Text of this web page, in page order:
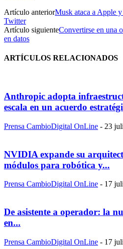
Artículo anteriorMusk ataca a Apple
Twitter
Artículo siguienteConvertirse en una
en datos
ARTÍCULOS RELACIONADOS
Anthropic adopta
escala en un acuerdo
Prensa CambioDigital OnLine - 23
NVIDIA expande su
módulos para robótica y...
Prensa CambioDigital OnLine - 17
De asistente a operador: la
en...
Prensa CambioDigital OnLine - 17